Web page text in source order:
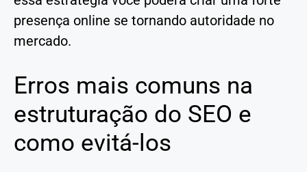
presença online se tornando autoridade no
mercado.
Erros mais comuns na
estruturação do SEO e
como evitá-los